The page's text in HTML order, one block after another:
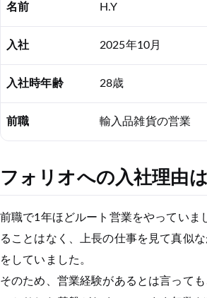
名前 H.Y
入社 2025年10月
入社時年齢 28歳
前職 輸入品雑貨の営業
フォリオへの入社理由
前職で1年ほどルート営業をやっていま
ることはなく、上長の仕事を見て真似
をしていました。
そのため、営業経験があるとは言って